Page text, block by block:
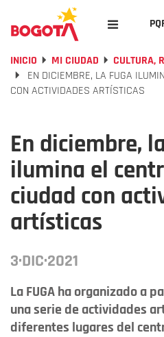
INICIO MI CIUDAD
CULTURA,
EN DICIEMBRE, LA FUGA
CON ACTIVIDADES ARTÍSTICAS
En diciembre,
ilumina el
ciudad con
artísticas
3·DIC·2021
La FUGA ha organizado a
una serie de actividades
diferentes lugares del